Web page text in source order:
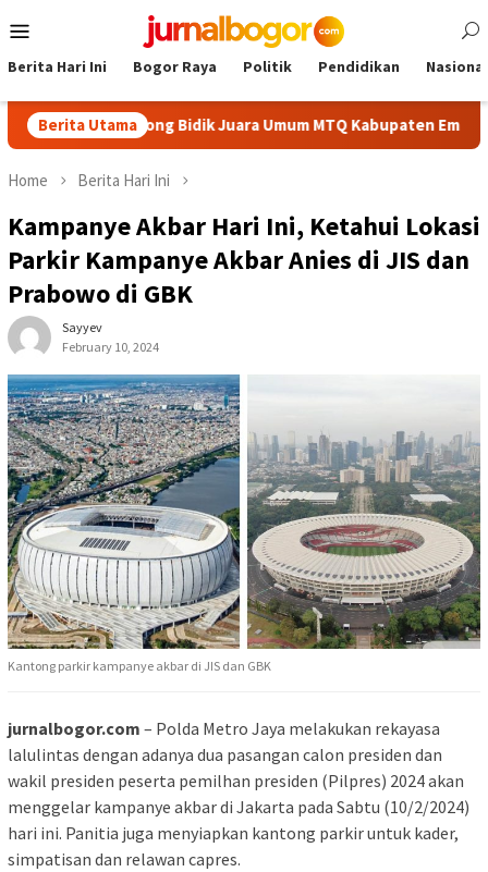
to
Menu
Berita Hari Ini Bogor Raya Politik Pendidikan Nasional
Berita Utama
Cibinong Bidik Juara Umum MTQ Kabupaten Empat Kali
Home Berita Hari Ini
Kampanye Akbar Hari Ini, Ketahui Lokasi
Parkir Kampanye Akbar Anies di JIS dan
Prabowo di GBK
Sayyev
February 10, 2024
Kantong parkir kampanye akbar di JIS dan GBK
jurnalbogor.com – Polda Metro Jaya melakukan rekayasa
lalulintas dengan adanya dua pasangan calon presiden dan
wakil presiden peserta pemilhan presiden (Pilpres) 2024 akan
menggelar kampanye akbar di Jakarta pada Sabtu (10/2/2024)
hari ini. Panitia juga menyiapkan kantong parkir untuk kader,
simpatisan dan relawan capres.